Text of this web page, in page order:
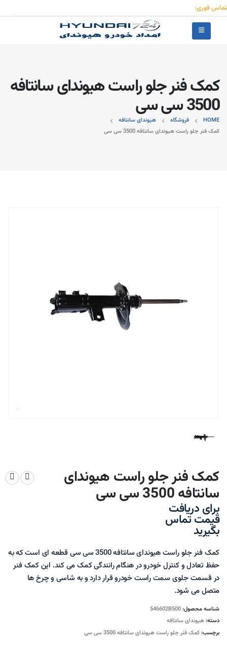
تماس فوری:
کمک فنر جلو راست هیوندای سانتافه
3500 سی سی
HOME فروشگاه
هیوندای سانتافه
کمک فنر جلو راست هیوندای سانتافه 3500 سی سی
کمک فنر جلو راست هیوندای
سانتافه 3500 سی سی
برای دریافت
قیمت تماس
بگیرید
کمک فنر جلو راست هیوندای سانتافه 3500 سی سی قطعه ای است که به
حفظ تعادل و کنترل خودرو در هنگام رانندگی کمک می کند. این کمک فنر
در قسمت جلوی سمت راست خودرو قرار دارد و به شاسی و چرخ ها
متصل می شود.
شناسه محصول:546602B500
دسته:هیوندای سانتافه
برچسب:کمک فنر جلو راست هیوندای سانتافه 3500 سی سی